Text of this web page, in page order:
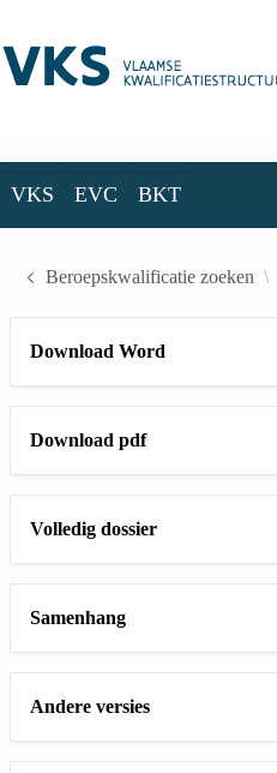
VKS EVC BKT
Beroepskwalificatie zoeken
Download Word
Download pdf
Volledig dossier
Samenhang
Andere versies